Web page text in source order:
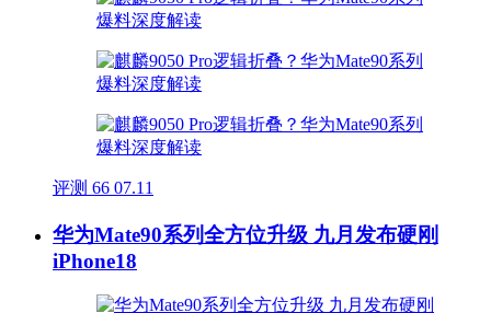
评测 66 07.11
华为Mate90系列全方位升级 九月发布硬刚
iPhone18